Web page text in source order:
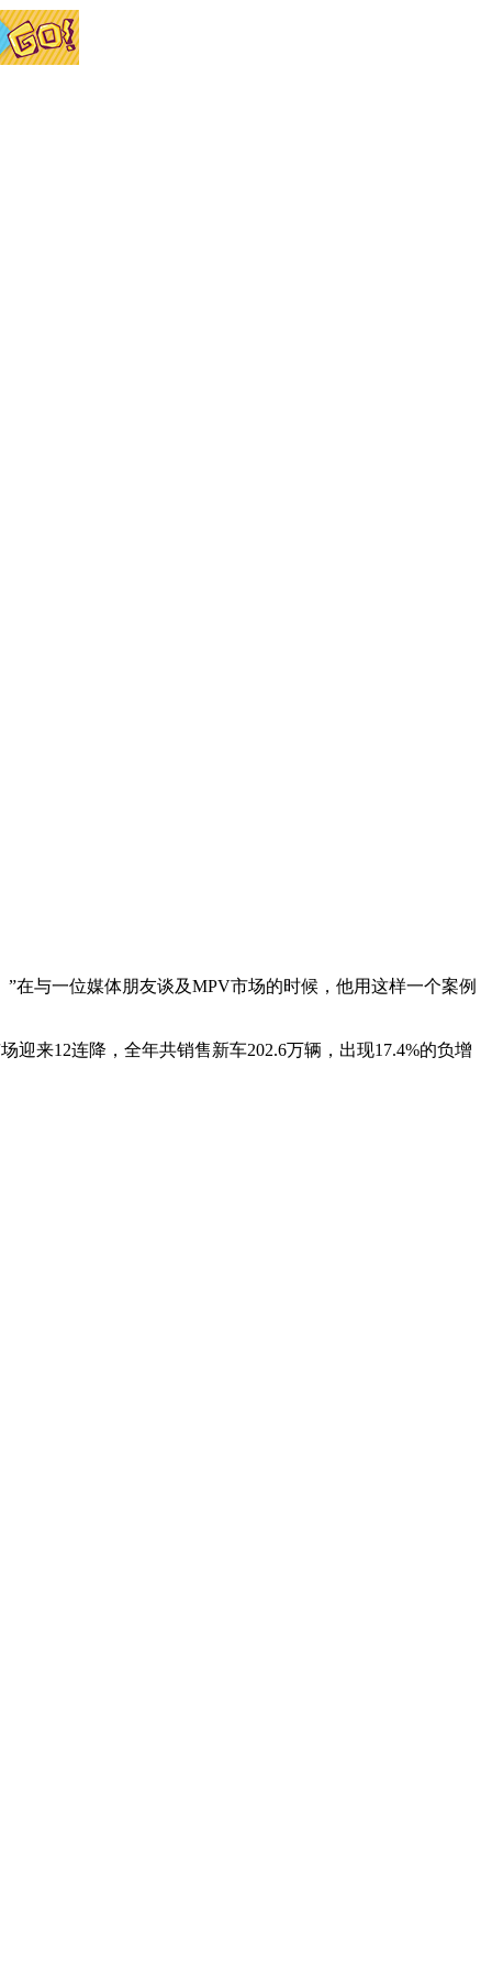
在与一位媒体朋友谈及MPV市场的时候，他用这样一个案例
来12连降，全年共销售新车202.6万辆，出现17.4%的负增